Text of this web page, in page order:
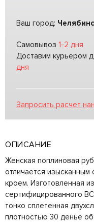
Ваш город:
Самовывоз 1-2 дня
Доставим курьером
дня
Запросить расчет
ОПИСАНИЕ
Женская поплиновая
отличается
кроем. Изготовленная
сертифицированного
тонко сплетенная
плотностью 30 денье